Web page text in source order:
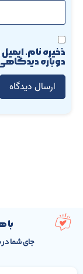
ذخیره نام،
دوباره
با
جای شما در